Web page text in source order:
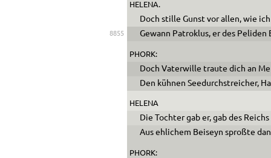
HELENA.
Doch stille Gunst vor allen, wie ich
8855 Gewann Patroklus, er des Peliden
PHORK:
Doch Vaterwille traute dich an
Den kühnen Seedurchstreicher,
HELENA
Die Tochter gab er, gab des
Aus ehlichem Beiseyn sproßte
PHORK: